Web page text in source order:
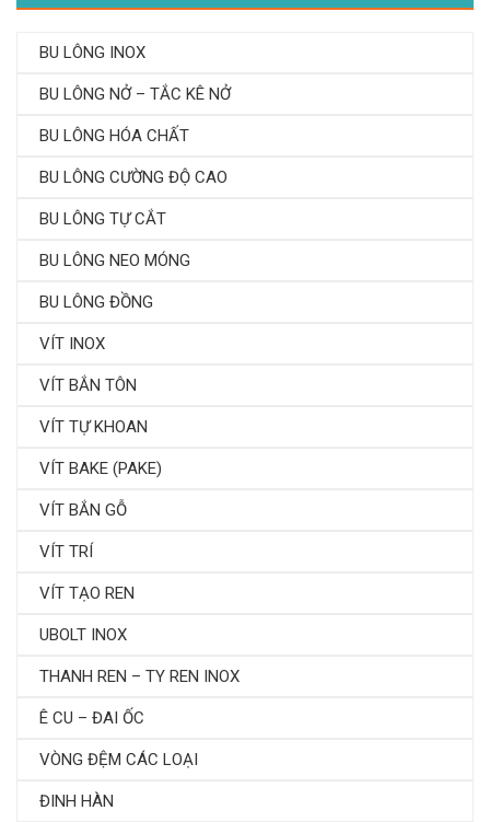
BU LÔNG INOX
BU LÔNG NỞ – TẮC KÊ NỞ
BU LÔNG HÓA CHẤT
BU LÔNG CƯỜNG ĐỘ CAO
BU LÔNG TỰ CẮT
BU LÔNG NEO MÓNG
BU LÔNG ĐỒNG
VÍT INOX
VÍT BẮN TÔN
VÍT TỰ KHOAN
VÍT BAKE (PAKE)
VÍT BẮN GỖ
VÍT TRÍ
VÍT TẠO REN
UBOLT INOX
THANH REN – TY REN INOX
Ê CU – ĐAI ỐC
VÒNG ĐỆM CÁC LOẠI
ĐINH HÀN